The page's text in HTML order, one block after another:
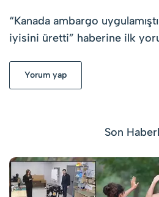
“Kanada ambargo
iyisini üretti” haberine ilk
Yorum yap
Son